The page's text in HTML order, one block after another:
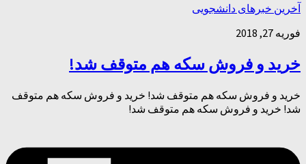
آخرین خبرهای دانشجویی
فوریه 27, 2018
خرید و فروش سکه هم متوقف شد!
خرید و فروش سکه هم متوقف شد! خرید و فروش سکه هم متوقف
شد! خرید و فروش سکه هم متوقف شد!